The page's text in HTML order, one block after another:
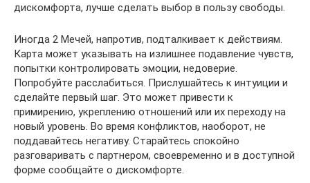
дискомфорта, лучше сделать выбор в пользу свободы.
Иногда 2 Мечей, напротив, подталкивает к действиям.
Карта может указывать на излишнее подавление чувств,
попытки контролировать эмоции, недоверие.
Попробуйте расслабиться. Прислушайтесь к интуиции и
сделайте первый шаг. Это может привести к
примирению, укреплению отношений или их переходу на
новый уровень. Во время конфликтов, наоборот, не
поддавайтесь негативу. Старайтесь спокойно
разговаривать с партнером, своевременно и в доступной
форме сообщайте о дискомфорте.